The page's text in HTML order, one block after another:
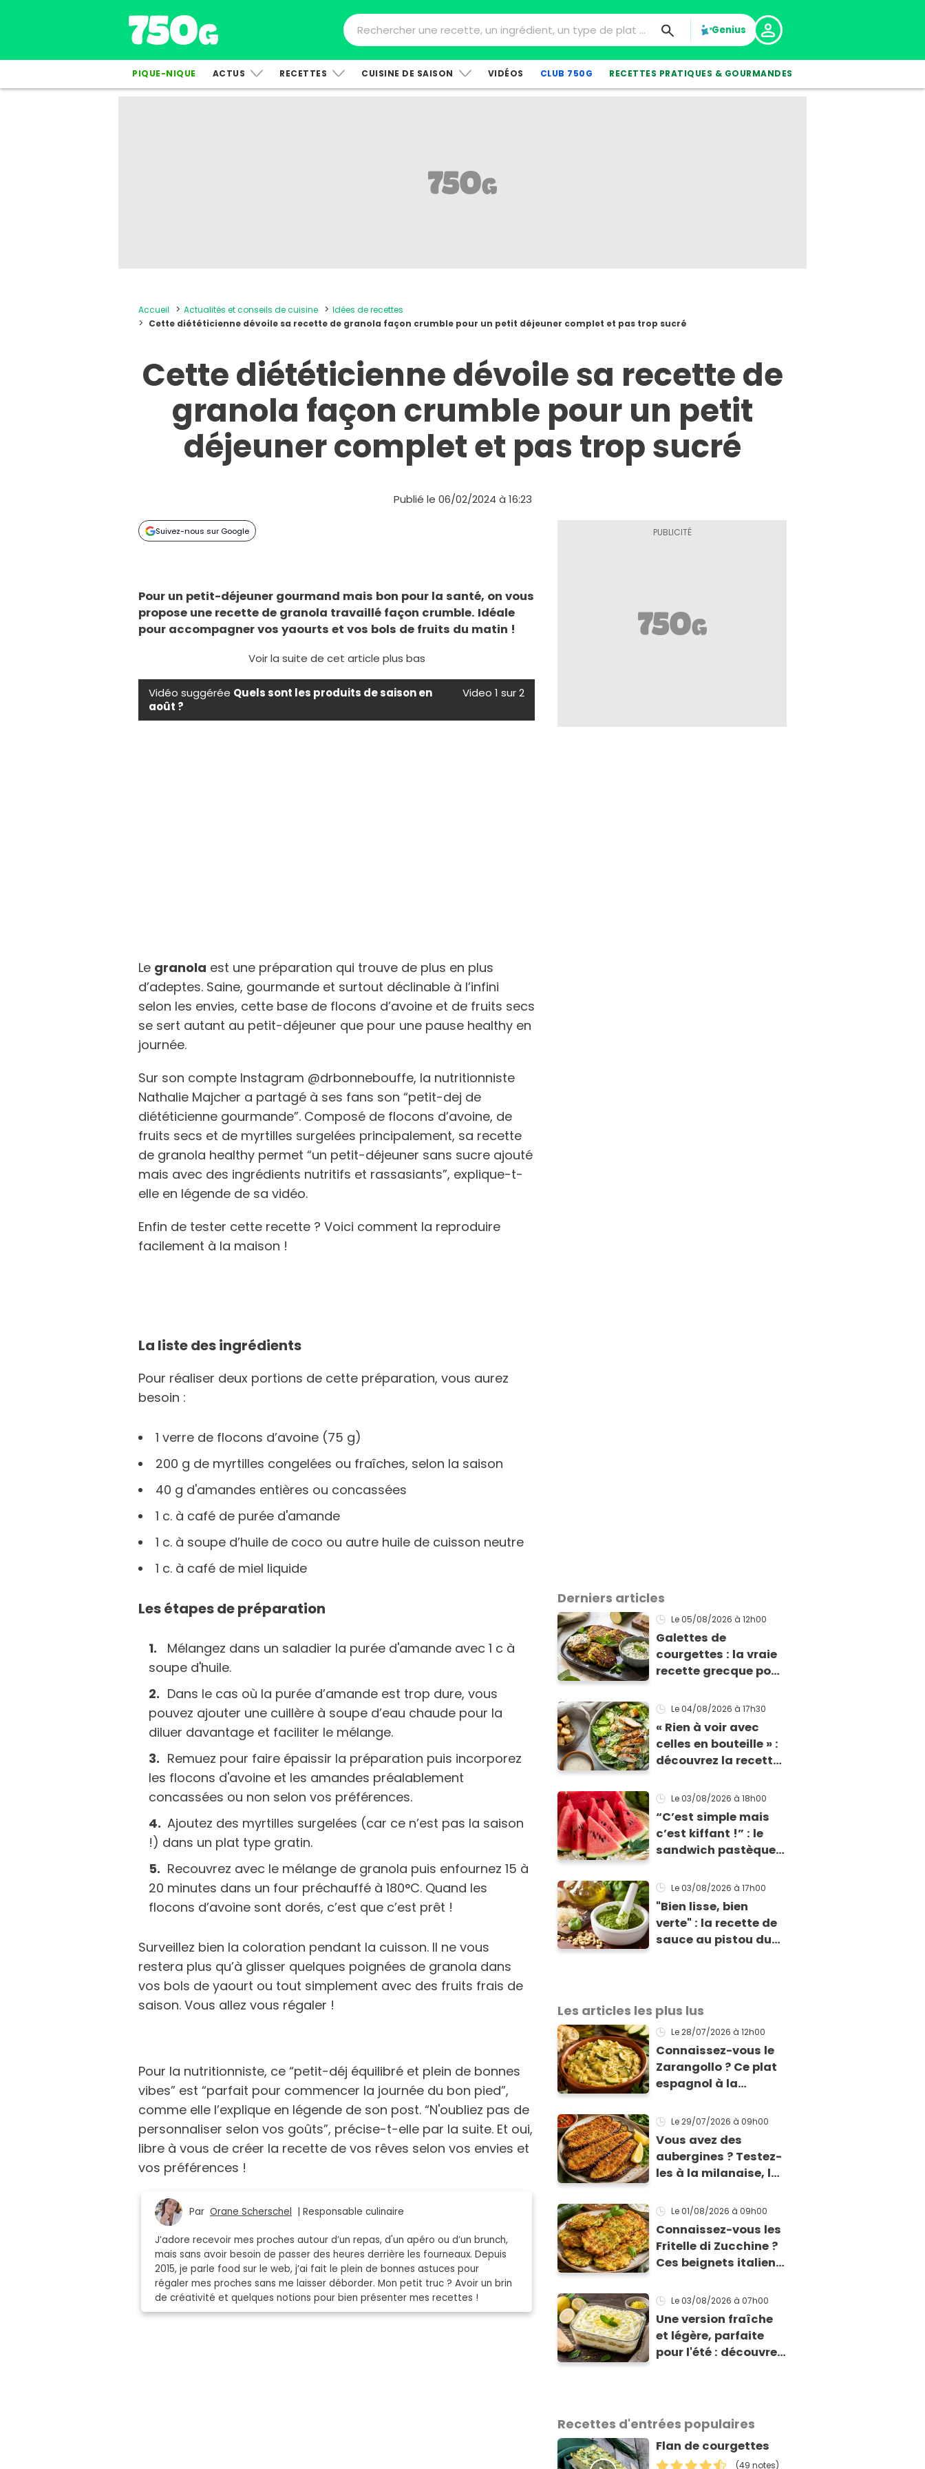
Genius
PIQUE-NIQUE ACTUS RECETTES CUISINE DE SAISON VIDÉOS CLUB 750G RECETTES PRATIQUES & GOURMANDES
Accueil Actualités et conseils de cuisine
Idées de recettes
Cette diététicienne dévoile sa recette de granola façon crumble pour un petit déjeuner complet et pas trop sucré
Cette diététicienne dévoile sa recette de
granola façon crumble pour un petit
déjeuner complet et pas trop sucré
Publié le 06/02/2024 à 16:23
Suivez-nous sur Google
Pour un petit-déjeuner gourmand mais bon pour la santé, on vous
propose une recette de granola travaillé façon crumble. Idéale
pour accompagner vos yaourts et vos bols de fruits du matin !
Voir la suite de cet article plus bas
Vidéo suggérée Quels sont les produits de saison en
août ?
Video 1 sur 2
Le granola est une préparation qui trouve de plus en plus
d’adeptes. Saine, gourmande et surtout déclinable à l’infini
selon les envies, cette base de flocons d’avoine et de fruits secs
se sert autant au petit-déjeuner que pour une pause healthy en
journée.
Sur son compte Instagram @drbonnebouffe, la nutritionniste
Nathalie Majcher a partagé à ses fans son “petit-dej de
diététicienne gourmande”. Composé de flocons d’avoine, de
fruits secs et de myrtilles surgelées principalement, sa recette
de granola healthy permet “un petit-déjeuner sans sucre ajouté
mais avec des ingrédients nutritifs et rassasiants”, explique-t-
elle en légende de sa vidéo.
Enfin de tester cette recette ? Voici comment la reproduire
facilement à la maison !
La liste des ingrédients
Pour réaliser deux portions de cette préparation, vous aurez
besoin :
1 verre de flocons d’avoine (75 g)
200 g de myrtilles congelées ou fraîches, selon la saison
40 g d'amandes entières ou concassées
1 c. à café de purée d'amande
1 c. à soupe d’huile de coco ou autre huile de cuisson neutre
1 c. à café de miel liquide
Les étapes de préparation
Mélangez dans un saladier la purée d'amande avec 1 c à
soupe d'huile.
Dans le cas où la purée d’amande est trop dure, vous
pouvez ajouter une cuillère à soupe d’eau chaude pour la
diluer davantage et faciliter le mélange.
Remuez pour faire épaissir la préparation puis incorporez
les flocons d'avoine et les amandes préalablement
concassées ou non selon vos préférences.
Ajoutez des myrtilles surgelées (car ce n’est pas la saison
!) dans un plat type gratin.
Recouvrez avec le mélange de granola puis enfournez 15 à
20 minutes dans un four préchauffé à 180°C. Quand les
flocons d’avoine sont dorés, c’est que c’est prêt !
Surveillez bien la coloration pendant la cuisson. Il ne vous
restera plus qu’à glisser quelques poignées de granola dans
vos bols de yaourt ou tout simplement avec des fruits frais de
saison. Vous allez vous régaler !
Pour la nutritionniste, ce “petit-déj équilibré et plein de bonnes
vibes” est “parfait pour commencer la journée du bon pied”,
comme elle l’explique en légende de son post. “N'oubliez pas de
personnaliser selon vos goûts”, précise-t-elle par la suite. Et oui,
libre à vous de créer la recette de vos rêves selon vos envies et
vos préférences !
ParOrane Scherschel | Responsable culinaire
J’adore recevoir mes proches autour d’un repas, d'un apéro ou d’un brunch,
mais sans avoir besoin de passer des heures derrière les fourneaux. Depuis
2015, je parle food sur le web, j’ai fait le plein de bonnes astuces pour
régaler mes proches sans me laisser déborder. Mon petit truc ? Avoir un brin
de créativité et quelques notions pour bien présenter mes recettes !
Derniers articles
Le 05/08/2026 à 12h00
Galettes de
courgettes : la vraie
recette grecque pour
enfin à la cuisson
Le 04/08/2026 à 17h30
« Rien à voir avec
celles en bouteille » :
découvrez la recette
César par un chef
étoilé
Le 03/08/2026 à 18h00
“C’est simple mais
c’est kiffant !” : le
sandwich pastèque
va vous rafraîchir
cet été !
Le 03/08/2026 à 17h00
"Bien lisse, bien
verte" : la recette de
sauce au pistou du
Les articles les plus lus
Le 28/07/2026 à 12h00
Connaissez-vous le
Zarangollo ? Ce plat
espagnol à la
min pour moins de 3
€ !
Le 29/07/2026 à 09h00
Vous avez des
aubergines ? Testez-
les à la milanaise, la
dorée qui change du
gratin classique
Le 01/08/2026 à 09h00
Connaissez-vous les
Fritelle di Zucchine ?
Ces beignets italiens
en 10 min sont un pur
délice !
Le 03/08/2026 à 07h00
Une version fraîche
et légère, parfaite
pour l'été : découvrez
Chef !
Recettes d'entrées populaires
Flan de courgettes
(49 notes)